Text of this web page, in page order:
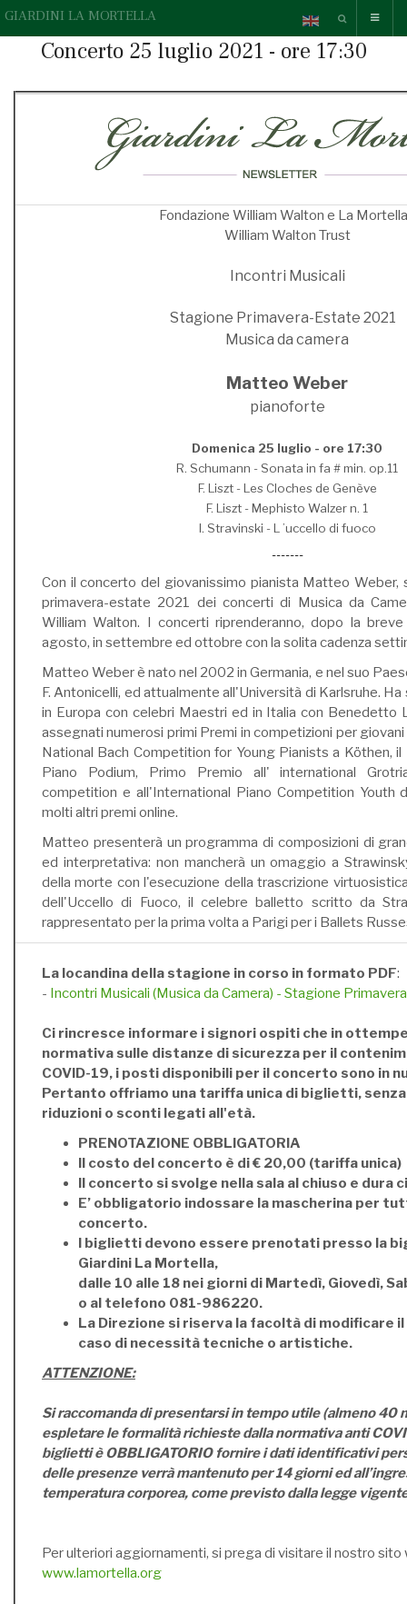
GIARDINI LA MORTELLA
Concerto 25 luglio 2021 - ore 17:30
Fondazione William Walton e La
William Walton Trust
Incontri Musicali
Stagione Primavera-Estate 2021
Musica da camera
Matteo Weber
pianoforte
Domenica 25 luglio - ore 17:30
R. Schumann - Sonata in fa # min. op.11
F. Liszt - Les Cloches de Genève
F. Liszt - Mephisto Walzer n. 1
I. Stravinski - L ’uccello di fuoco
-------
Con il concerto del giovanissimo pianista Matteo Weber,
primavera-estate 2021 dei concerti di Musica da
William Walton. I concerti riprenderanno, dopo la
agosto, in settembre ed ottobre con la solita cadenza
Matteo Weber è nato nel 2002 in Germania, e nel suo
F. Antonicelli, ed attualmente all'Università di Karlsruhe.
in Europa con celebri Maestri ed in Italia con
assegnati numerosi primi Premi in competizioni per giovani
National Bach Competition for Young Pianists a Köthen,
Piano Podium, Primo Premio all' international
competition e all'International Piano Competition Youth
molti altri premi online.
Matteo presenterà un programma di composizioni di
ed interpretativa: non mancherà un omaggio a
della morte con l'esecuzione della trascrizione
dell'Uccello di Fuoco, il celebre balletto scritto da
rappresentato per la prima volta a Parigi per i Ballets
La locandina della stagione in corso in formato PDF:
- Incontri Musicali (Musica da Camera) - Stagione
Ci rincresce informare i signori ospiti che in
normativa sulle distanze di sicurezza per il
COVID-19, i posti disponibili per il concerto sono in
Pertanto offriamo una tariffa unica di biglietti,
riduzioni o sconti legati all'età.
PRENOTAZIONE OBBLIGATORIA
Il costo del concerto è di € 20,00 (tariffa unica)
Il concerto si svolge nella sala al chiuso e dura
E’ obbligatorio indossare la mascherina per
concerto.
I biglietti devono essere prenotati presso la
Giardini La Mortella,
dalle 10 alle 18 nei giorni di Martedì, Giovedì,
o al telefono 081-986220.
La Direzione si riserva la facoltà di modificare
caso di necessità tecniche o artistiche.
ATTENZIONE:
Si raccomanda di presentarsi in tempo utile (almeno 40
espletare le formalità richieste dalla normativa anti
biglietti è OBBLIGATORIO fornire i dati identificativi
delle presenze verrà mantenuto per 14 giorni ed
temperatura corporea, come previsto dalla legge
Per ulteriori aggiornamenti, si prega di visitare il nostro sito
www.lamortella.org